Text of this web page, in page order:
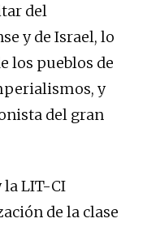
del
y de Israel, lo
los pueblos de
y
del gran
la LIT-CI
de la clase